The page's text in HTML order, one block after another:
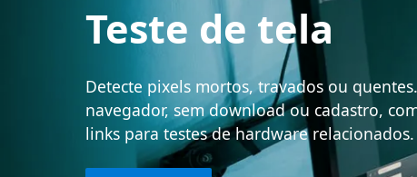
Teste de tela
Detecte pixels mortos, travados ou
navegador, sem download ou cadastro,
links para testes de hardware relacionados.